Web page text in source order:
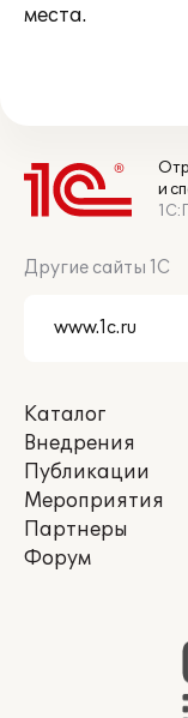
места.
и
Другие сайты 1С
Каталог
Внедрения
Публикации
Мероприятия
Партнеры
Форум